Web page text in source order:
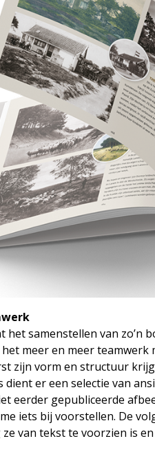
het samenstellen van zo’n
meer en meer
zijn vorm en structuur
dient er een selectie van
eerder gepubliceerde
iets bij voorstellen. De
van tekst te voorzien is